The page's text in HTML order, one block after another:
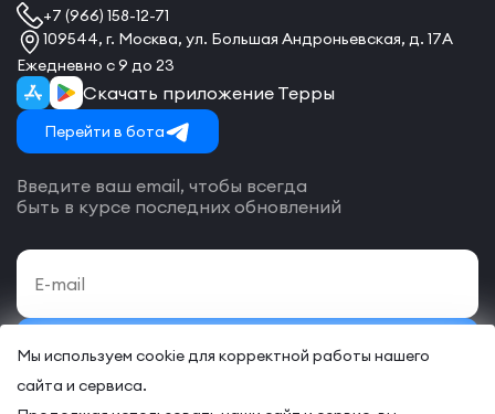
+7 (966) 158-12-71
109544, г. Москва, ул. Большая Андроньевская, д. 17А
Ежедневно с 9 до 23
Скачать приложение Терры
Перейти в бота
Введите ваш email, чтобы всегда
быть в курсе последних обновлений
Даю своё согласие на обработку
сдоговором-оферты на оказание онлайн и/или офлайн услуг.
Мы используем cookie для корректной работы нашего
сайта и сервиса.